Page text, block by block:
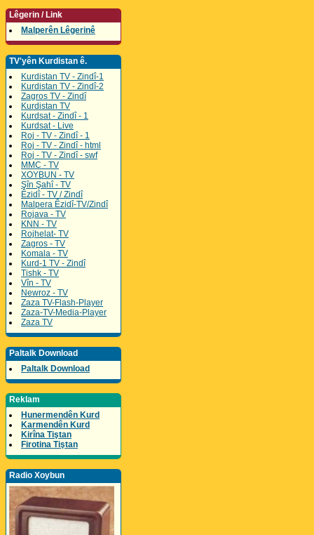
Lêgerin / Link
Malperên Lêgerinê
TV'yên Kurdistan ê.
Kurdistan TV - Zindî-1
Kurdistan TV - Zindî-2
Zagros TV - Zindî
Kurdistan TV
Kurdsat - Zindî - 1
Kurdsat - Live
Roj - TV - Zindî - 1
Roj - TV - Zindî - html
Roj - TV - Zindî - swf
MMC - TV
XOYBUN - TV
Şîn Şahî - TV
Êzidî - TV / Zindî
Malpera Êzidî-TV/Zindî
Rojava - TV
KNN - TV
Rojhelat- TV
Zagros - TV
Komala - TV
Kurd-1 TV - Zindî
Tishk - TV
Vîn - TV
Newroz - TV
Zaza TV-Flash-Player
Zaza-TV-Media-Player
Zaza TV
Paltalk Download
Paltalk Download
Reklam
Hunermendên Kurd
Karmendên Kurd
Kirîna Tiştan
Firotina Tiştan
Radio Xoybun